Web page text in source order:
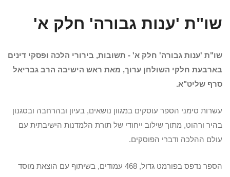
שו"ת 'ענות גבורה' חלק א'
שו"ת 'ענות גבורה' חלק א' - תשובות, בירורי הלכה ופסקי דינים
בארבעת חלקי השולחן ערוך, מאת ראש הישיבה הרב גבריאל
סרף שליט"א.
עשרות סימני הספר עוסקים במגוון נושאים, בעיון ובהרחבה ובסגנון
בהיר ורהוט, מתוך שילוב ייחודי של תורת הלמדנות הישיבתית עם
עולם ההלכה ודברי הפוסקים.
הספר נדפס בפורמט גדול, 468 עמודים, בשיתוף עם הוצאת מוסד